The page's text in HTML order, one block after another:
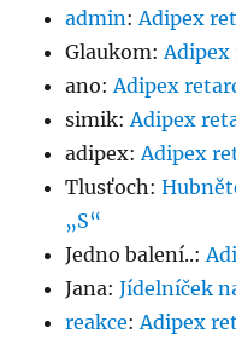
admin:Adipex
Glaukom:
ano:Adipex
simik:Adipex
adipex:Adipex
Tlusťoch:
„S“
Jedno balení..:
Jana:Jídelníček
reakce:Adipex